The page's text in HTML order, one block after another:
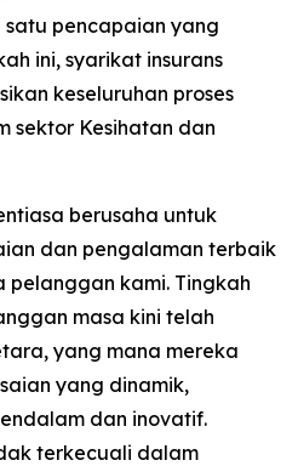
pencapaian yang
ini, syarikat insurans
keseluruhan proses
sektor Kesihatan dan
berusaha untuk
dan pengalaman terbaik
kami. Tingkah
masa kini telah
yang mana mereka
yang dinamik,
dan inovatif.
terkecuali dalam